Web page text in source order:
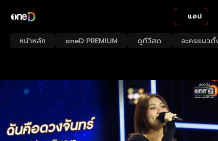
แอป
หน้าหลัก oneD PREMIUM ดูทีวีสด ละครแนวตั้